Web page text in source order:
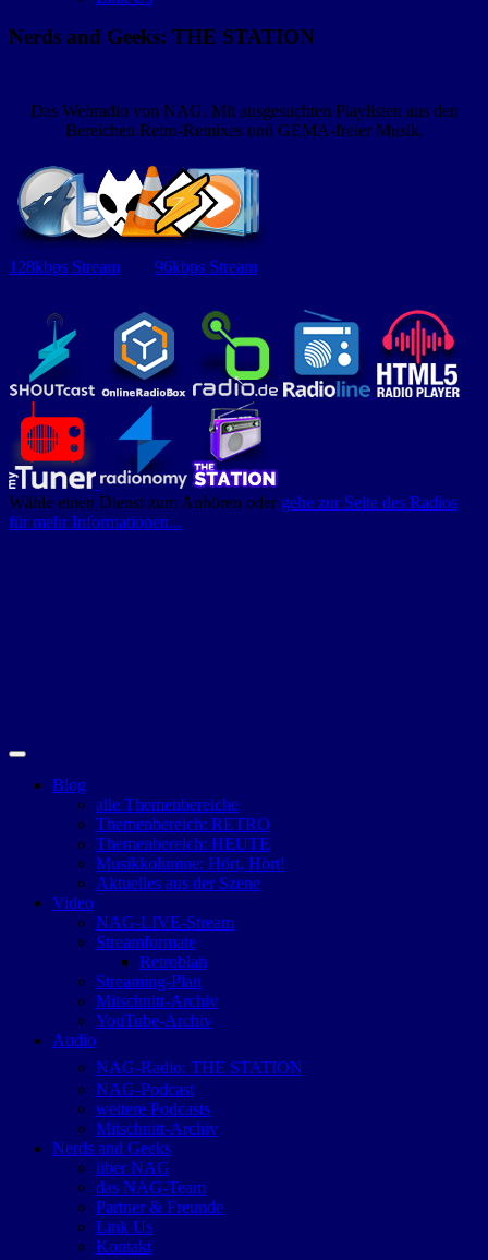
Nerds and Geeks: THE STATION
Das Webradio von NAG. Mit ausgesuchten Playlisten aus den
Bereichen Retro-Remixes und GEMA-freier Musik.
128kbps Stream 96kbps Stream
Wähle einen Dienst zum Anhören oder gehe zur Seite des Radios
für mehr Informationen...
Blog
alle Themenbereiche
Themenbereich: RETRO
Themenbereich: HEUTE
Musikkolumne: Hört, Hört!
Aktuelles aus der Szene
Video
NAG-LIVE-Stream
Streamformate
Retroblah
Streaming-Plan
Mitschnitt-Archiv
YouTube-Archiv
Audio
NAG-Radio: THE STATION
NAG-Podcast
weitere Podcasts
Mitschnitt-Archiv
Nerds and Geeks
über NAG
das NAG-Team
Partner & Freunde
Link Us
Kontakt